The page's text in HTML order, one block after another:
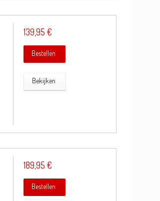
139,95 €
Bestellen
Bekijken
189,95 €
Bestellen